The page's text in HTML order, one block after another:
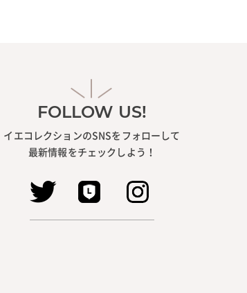
FOLLOW US!
イエコレクションのSNSをフォローして
最新情報をチェックしよう！